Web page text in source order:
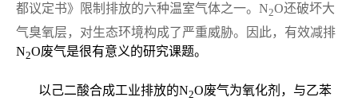
都议定书》限制排放的六种温室气体之一。 N2O还破坏大
气臭氧层，对生态环境构成了严重威胁。因此，有效减排
N2O废气是很有意义的研究课题。
以己二酸合成工业排放的N2O废气为氧化剂，与乙苯